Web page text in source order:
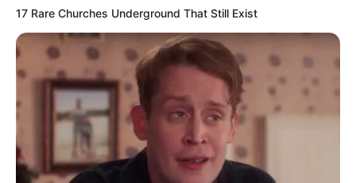
a PEC 14 segue em ritmo acelerado de
tramitação.Lideranças alertam que a única forma de enfraquecer
a proposta seriadividir ACS e ACE
, estratégia que, segundo eles,
já vem sendo usada por opositores
A união dos Agentes
Comunitários e de Combate às Endemias é
vista como essencial para garantir a aprovação da Proposta.
17 Rare Churches Underground That Still Exist